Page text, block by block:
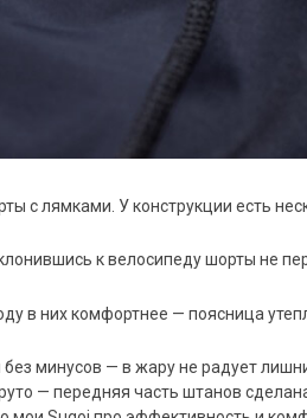
с лямками. У конструкции есть
к велосипеду шорты не
в них комфортнее — поясница
без минусов — в жару не радует
— передняя часть штанов